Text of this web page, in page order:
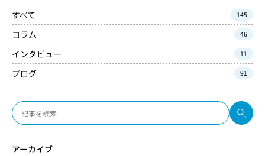
すべて
145
コラム 46
インタビュー 11
ブログ 91
アーカイブ